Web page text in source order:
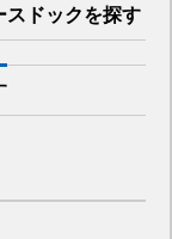
スドックを探す